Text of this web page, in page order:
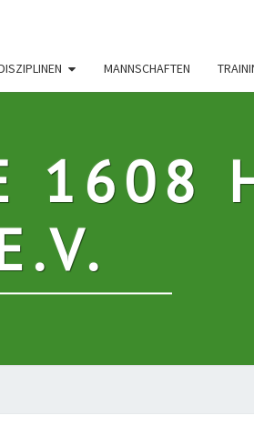
MANNSCHAFTEN
1608